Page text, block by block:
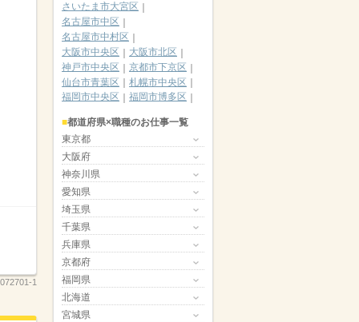
072701-1
さいたま市大宮区
名古屋市中区
名古屋市中村区
大阪市中央区
大阪市北区
神戸市中央区
京都市下京区
仙台市青葉区
札幌市中央区
福岡市中央区
福岡市博多区
都道府県×職種のお仕事一覧
東京都
大阪府
神奈川県
愛知県
埼玉県
千葉県
兵庫県
京都府
福岡県
北海道
宮城県